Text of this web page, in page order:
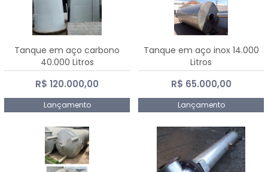
Tanque em aço carbono
40.000 Litros
R$ 120.000,00
Lançamento
Tanque em aço inox 14.000
Litros
R$ 65.000,00
Lançamento